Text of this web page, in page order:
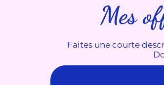
Mes
Faites une courte